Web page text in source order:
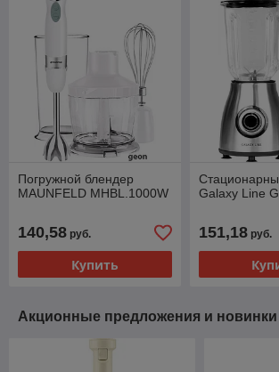
Погружной блендер
MAUNFELD MHBL.1000W
140,58 руб.
Купить
Galaxy Line
151,18руб.
Акционные предложения и новинки